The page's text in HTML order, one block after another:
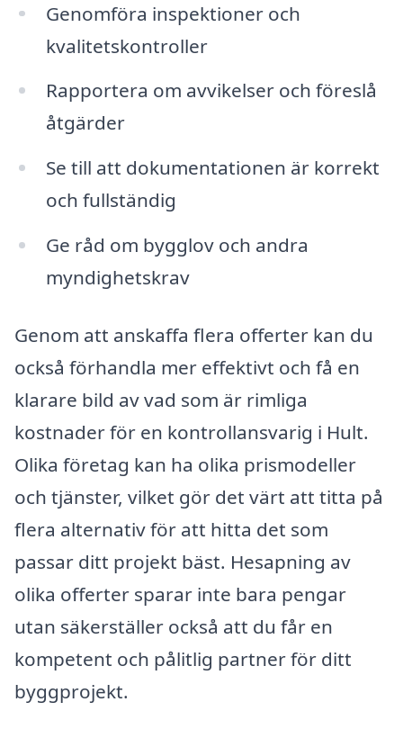
Genomföra inspektioner och
kvalitetskontroller
Rapportera om avvikelser och föreslå
åtgärder
Se till att dokumentationen är korrekt
och fullständig
Ge råd om bygglov och andra
myndighetskrav
Genom att anskaffa flera offerter kan du
också förhandla mer effektivt och få en
klarare bild av vad som är rimliga
kostnader för en kontrollansvarig i Hult.
Olika företag kan ha olika prismodeller
och tjänster, vilket gör det värt att titta på
flera alternativ för att hitta det som
passar ditt projekt bäst. Hesapning av
olika offerter sparar inte bara pengar
utan säkerställer också att du får en
kompetent och pålitlig partner för ditt
byggprojekt.